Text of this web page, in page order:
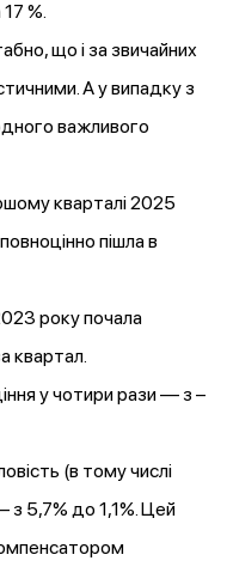
%.
що і за звичайних
А у випадку з
важливого
кварталі 2025
пішла в
року почала
квартал.
у чотири рази — з –
(в тому числі
з 5,7% до 1,1%. Цей